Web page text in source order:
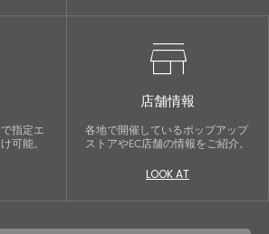
指定エ
可能。
store
店舗情報
各地で開催しているポップアップ
ストアやEC店舗の情報をご紹介。
LOOK AT